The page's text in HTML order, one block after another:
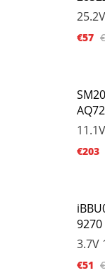
25.2V
€57
€203
9270
3.7V
€51